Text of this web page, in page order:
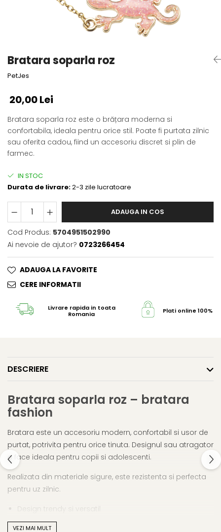
Brelocuri 3D
Teasing Monkey
Baby Products
PocketPals
Slapbracelet
Girly
Lovely Hearts
Keychains
Glitter Keychains
Glow Puzzles
Animals in Tubes
Bratara soparla roz
PetJes
20,00 Lei
Bratara soparla roz este o brățara moderna si
confortabila, ideala pentru orice stil. Poate fi purtata zilnic
sau oferita cadou, fiind un accesoriu discret si plin de
farmec.
IN STOC
Durata de livrare:2-3 zile lucratoare
ADAUGA IN COS
Cod Produs: 5704951502990
Ai nevoie de ajutor? 0723266454
ADAUGA LA FAVORITE
CERE INFORMATII
Livrare rapida in toata
Romania
Plati online 100%
DESCRIERE
Bratara soparla roz – bratara
fashion
Bratara este un accesoriu modern, confortabil si usor de
purtat, potrivita pentru orice tinuta. Designul sau atragator
o face ideala pentru copii si adolescenti.
Realizata din materiale sigure, este rezistenta si perfecta
pentru uz zilnic.
Design trendy si versatil
Materiale sigure si durabile
VEZI MAI MULT